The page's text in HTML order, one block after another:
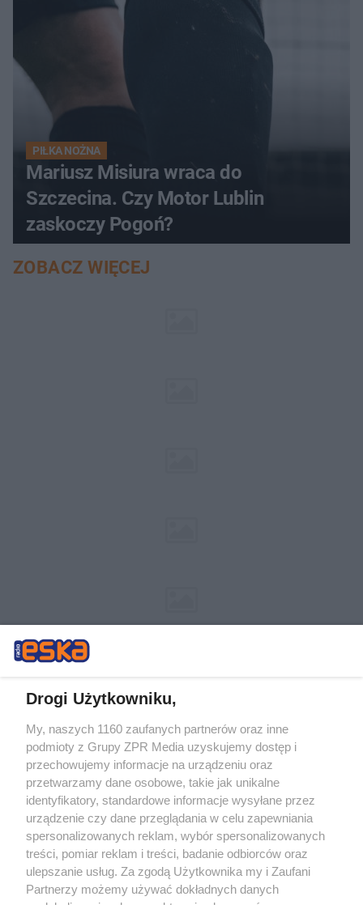
PIŁKA NOŻNA
Mariusz Misiura wraca do
Szczecina. Czy Motor Lublin
zaskoczy Pogoń?
ZOBACZ WIĘCEJ
Żaden utwór zamieszczony w serwisie nie może być powielany i
rozpowszechniany lub dalej rozpowszechniany w jakikolwiek sposób (w
tym także elektroniczny lub mechaniczny) na jakimkolwiek polu
eksploatacji w jakiejkolwiek formie, włącznie z umieszczaniem w
Internecie bez pisemnej zgody właściciela praw. Jakiekolwiek użycie lub
wykorzystanie utworów w całości lub w części z naruszeniem prawa,
tzn. bez właściwej zgody, jest zabronione pod groźbą kary i może być
ścigane prawnie.
Drogi Użytkowniku,
My, naszych 1160 zaufanych partnerów oraz inne
podmioty z Grupy ZPR Media uzyskujemy dostęp i
przechowujemy informacje na urządzeniu oraz
przetwarzamy dane osobowe, takie jak unikalne
identyfikatory, standardowe informacje wysyłane przez
urządzenie czy dane przeglądania w celu zapewniania
spersonalizowanych reklam, wybór spersonalizowanych
treści, pomiar reklam i treści, badanie odbiorców oraz
ulepszanie usług. Za zgodą Użytkownika my i Zaufani
Partnerzy możemy używać dokładnych danych